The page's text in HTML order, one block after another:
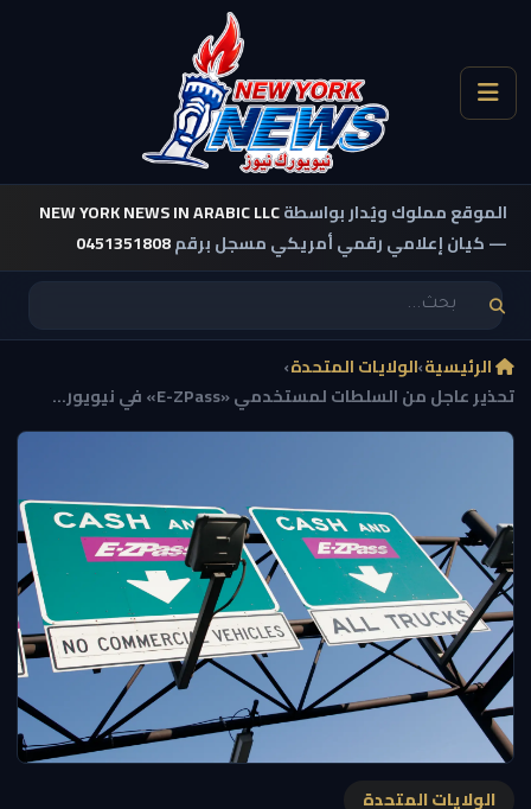
الموقع مملوك ويُدار بواسطةNEW YORK NEWS IN ARABIC LLC
— كيان إعلامي رقمي أمريكي مسجل برقم0451351808
الرئيسية›الولايات المتحدة›
تحذير عاجل من السلطات لمستخدمي «E-ZPass» في نيويور...
الولايات المتحدة